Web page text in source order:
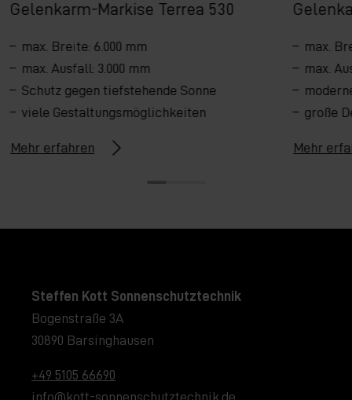
Gelenkarm-Markise Terrea 530
max. Breite: 6.000 mm
max. Ausfall: 3.000 mm
Schutz gegen tiefstehende Sonne
viele Gestaltungsmöglichkeiten
Mehr erfahren
max.
max.
große
Mehr
Steffen Kott Sonnenschutztechnik
Bogenstraße 3A
30890 Barsinghausen
+49 5105 66690
info@kott-sonnenschutztechnik.de